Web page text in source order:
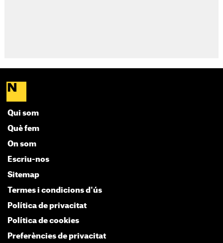
Qui som
Què fem
On som
Escriu-nos
Sitemap
Termes i condicions d'ús
Política de privacitat
Política de cookies
Preferències de privacitat